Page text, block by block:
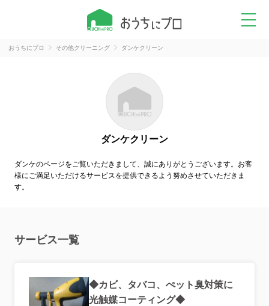
おうちにプロ その他クリーニング ダンケクリーン
ダンケクリーン
ダンケのページをご覧いただきまして、誠にありがとうございます。お客
様にご満足いただけるサービスを提供できるよう努めさせていただきま
す。
サービス一覧
◆カビ、タバコ、ぺット臭対策に
光触媒コーティング◆